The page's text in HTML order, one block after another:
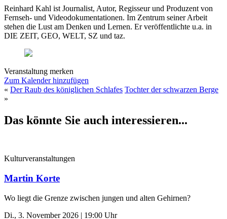
Reinhard Kahl ist Journalist, Autor, Regisseur und Produzent von
Fernseh- und Videodokumentationen. Im Zentrum seiner Arbeit
stehen die Lust am Denken und Lernen. Er veröffentlichte u.a. in
DIE ZEIT, GEO, WELT, SZ und taz.
Veranstaltung merken
Zum Kalender hinzufügen
« Der Raub des königlichen Schlafes Tochter der schwarzen Berge
»
Das könnte Sie auch interessieren...
Kulturveranstaltungen
Martin Korte
Wo liegt die Grenze zwischen jungen und alten Gehirnen?
Di., 3. November 2026 | 19:00 Uhr